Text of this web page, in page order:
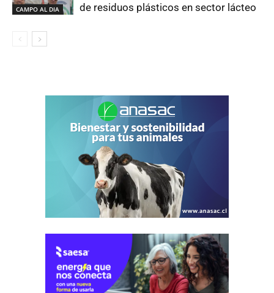
CAMPO AL DIA
de residuos plásticos en sector lácteo